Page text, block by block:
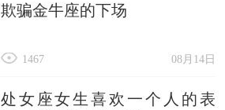
欺骗金牛座的下场
08月14日
1467
处女座女生喜欢一个人的表